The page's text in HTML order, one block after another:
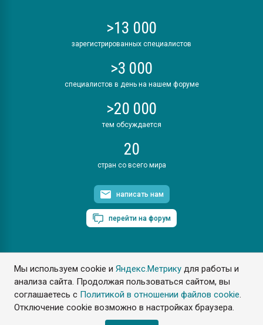
Мы используем cookie иЯндекс.Метрику для работы и
анализа сайта. Продолжая пользоваться сайтом, вы
соглашаетесь с Политикой в отношении файлов cookie.
Отключение cookie возможно в настройках браузера.
>13 000
зарегистрированных специалистов
>3 000
специалистов в день на нашем форуме
>20 000
тем обсуждается
20
стран со всего мира
написать нам
перейти на форум
ПластЭксперт © 2006. Все права защищены
Разрешается копирование материалов сайта с обязательной
ссылкой на www.e-plastic.ru
Разработка сайта